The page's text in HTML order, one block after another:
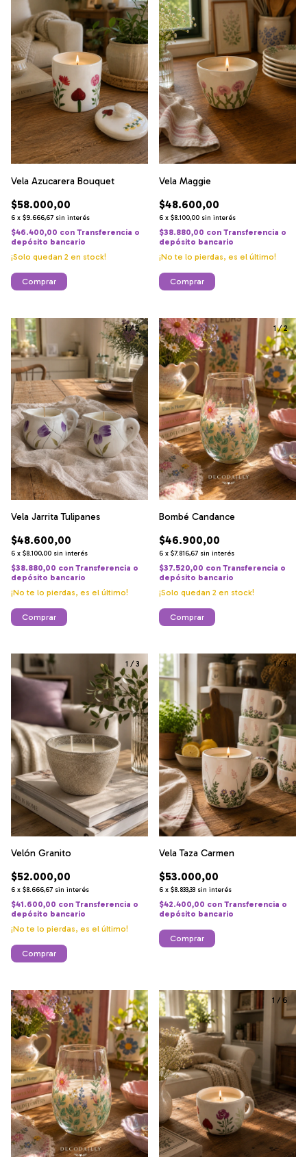
Vela Azucarera Bouquet
$58.000,00
6 x $9.666,67 sin interés
$46.400,00 con Transferencia o
depósito bancario
¡Solo quedan 2 en stock!
Comprar
Vela Maggie
$48.600,00
6 x $8.100,00 sin interés
$38.880,00 con Transferencia o
depósito bancario
¡No te lo pierdas, es el último!
Comprar
1/5
Vela Jarrita Tulipanes
$48.600,00
6 x $8.100,00 sin interés
$38.880,00 con Transferencia o
depósito bancario
¡No te lo pierdas, es el último!
Comprar
1/2
Bombé Candance
$46.900,00
6 x $7.816,67 sin interés
$37.520,00 con Transferencia o
depósito bancario
¡Solo quedan 2 en stock!
Comprar
1 /3
Velón Granito
$52.000,00
6 x $8.666,67 sin interés
$41.600,00 con Transferencia o
depósito bancario
¡No te lo pierdas, es el último!
Comprar
1/3
Vela Taza Carmen
$53.000,00
6 x $8.833,33 sin interés
$42.400,00 con Transferencia o
depósito bancario
Comprar
1 / 6